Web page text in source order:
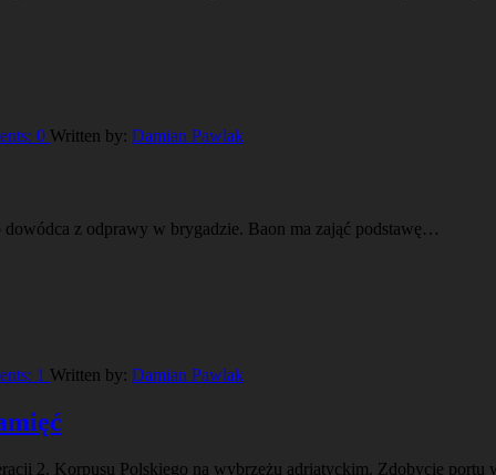
0 Written by: Damian Pawlak
z odprawy w brygadzie. Baon ma zająć podstawę…
1 Written by: Damian Pawlak
2. Korpusu Polskiego na wybrzeżu adriatyckim. Zdobycie